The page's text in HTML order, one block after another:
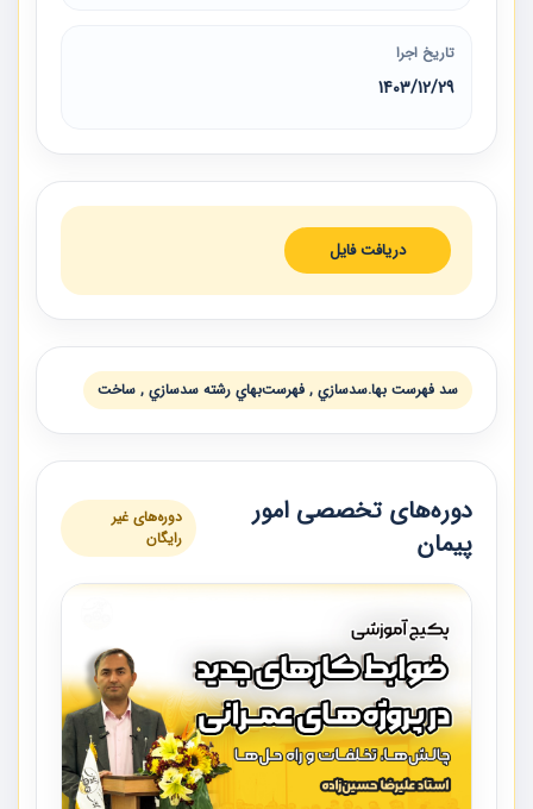
تاریخ اجرا
1403/12/29
دریافت فایل
سد فهرست بها.سدسازي , فهرست‌بهاي رشته سدسازي , ساخت
دوره‌های تخصصی امور
پیمان
دوره‌های غیر
رایگان